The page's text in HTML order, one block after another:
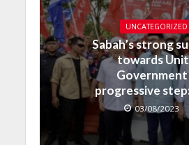
UNCATEGORIZED
Sabah’s strong
towards
Government
progressive
03/08/2023